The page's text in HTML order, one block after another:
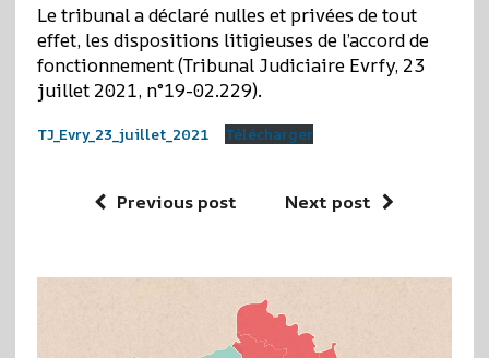
Le tribunal a déclaré nulles et privées de tout
effet, les dispositions litigieuses de l’accord de
fonctionnement (Tribunal Judiciaire Evrfy, 23
juillet 2021, n°19-02.229).
TJ_Evry_23_juillet_2021 Télécharger
Previous post Next post